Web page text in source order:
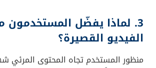
الوقت الذي يقضيه المستخدمون
يوميًا من التصفح في سبيل
السريع.